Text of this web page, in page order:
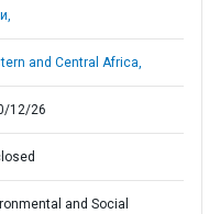
and Central Africa,
12/26
and Social